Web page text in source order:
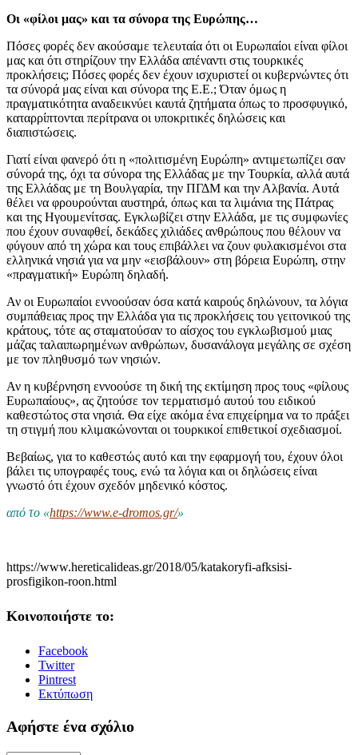
Οι «φίλοι μας» και τα σύνορα της Ευρώπης…
Πόσες φορές δεν ακούσαμε τελευταία ότι οι Ευρωπαίοι είναι φίλοι
μας και ότι στηρίζουν την Ελλάδα απέναντι στις τουρκικές
προκλήσεις; Πόσες φορές δεν έχουν ισχυριστεί οι κυβερνώντες ότι
τα σύνορά μας είναι και σύνορα της Ε.Ε.; Όταν όμως η
πραγματικότητα αναδεικνύει καυτά ζητήματα όπως το προσφυγικό,
καταρρίπτονται περίτρανα οι υποκριτικές δηλώσεις και
διαπιστώσεις.
Γιατί είναι φανερό ότι η «πολιτισμένη Ευρώπη» αντιμετωπίζει σαν
σύνορά της, όχι τα σύνορα της Ελλάδας με την Τουρκία, αλλά αυτά
της Ελλάδας με τη Βουλγαρία, την ΠΓΔΜ και την Αλβανία. Αυτά
θέλει να φρουρούνται αυστηρά, όπως και τα λιμάνια της Πάτρας
και της Ηγουμενίτσας. Εγκλωβίζει στην Ελλάδα, με τις συμφωνίες
που έχουν συναφθεί, δεκάδες χιλιάδες ανθρώπους που θέλουν να
φύγουν από τη χώρα και τους επιβάλλει να ζουν φυλακισμένοι στα
ελληνικά νησιά για να μην «εισβάλουν» στη βόρεια Ευρώπη, στην
«πραγματική» Ευρώπη δηλαδή.
Αν οι Ευρωπαίοι εννοούσαν όσα κατά καιρούς δηλώνουν, τα λόγια
συμπάθειας προς την Ελλάδα για τις προκλήσεις του γειτονικού της
κράτους, τότε ας σταματούσαν το αίσχος του εγκλωβισμού μιας
μάζας ταλαιπωρημένων ανθρώπων, δυσανάλογα μεγάλης σε σχέση
με τον πληθυσμό των νησιών.
Αν η κυβέρνηση εννοούσε τη δική της εκτίμηση προς τους «φίλους
Ευρωπαίους», ας ζητούσε τον τερματισμό αυτού του ειδικού
καθεστώτος στα νησιά. Θα είχε ακόμα ένα επιχείρημα να το πράξει
τη στιγμή που κλιμακώνονται οι τουρκικοί επιθετικοί σχεδιασμοί.
Βεβαίως, για το καθεστώς αυτό και την εφαρμογή του, έχουν όλοι
βάλει τις υπογραφές τους, ενώ τα λόγια και οι δηλώσεις είναι
γνωστό ότι έχουν σχεδόν μηδενικό κόστος.
από το «https://www.e-dromos.gr/»
https://www.hereticalideas.gr/2018/05/katakoryfi-afksisi-
prosfigikon-roon.html
Κοινοποιήστε το:
Facebook
Twitter
Pintrest
Εκτύπωση
Αφήστε ένα σχόλιο